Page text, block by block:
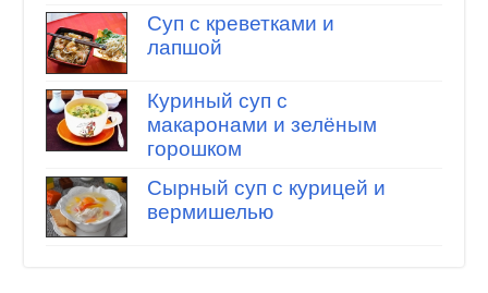
Суп с креветками и
лапшой
Куриный суп с
макаронами и зелёным
горошком
Сырный суп с курицей и
вермишелью